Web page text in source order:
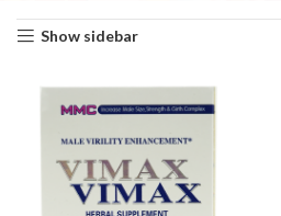
Show sidebar